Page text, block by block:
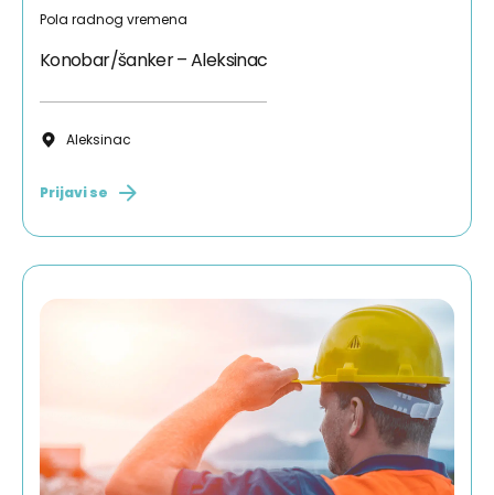
Pola radnog vremena
Konobar/šanker – Aleksinac
Aleksinac
Prijavi se